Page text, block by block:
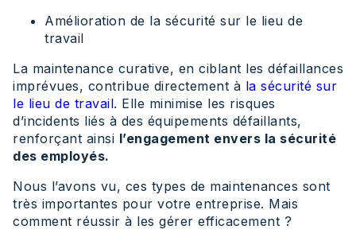
Amélioration de la sécurité sur le lieu de
travail
La maintenance curative, en ciblant les défaillances
imprévues, contribue directement à la sécurité sur
le lieu de travail. Elle minimise les risques
d’incidents liés à des équipements défaillants,
renforçant ainsi l’engagement envers la sécurité
des employés.
Nous l’avons vu, ces types de maintenances sont
très importantes pour votre entreprise. Mais
comment réussir à les gérer efficacement ?